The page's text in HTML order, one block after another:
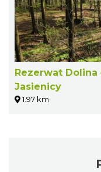
Rezerwat
Jasienicy
1.97 km